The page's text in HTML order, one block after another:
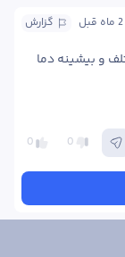
گزارش قبل
0 0